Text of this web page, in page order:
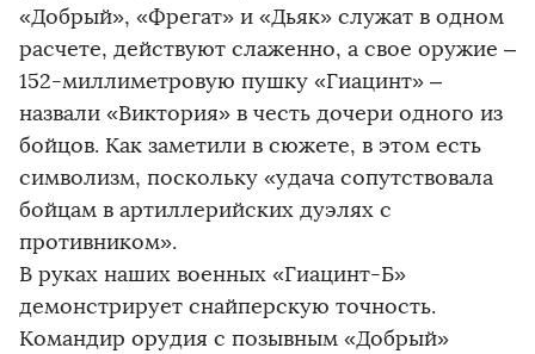
«Добрый», «Фрегат» и «Дьяк» служат в одном
расчете, действуют слаженно, а свое оружие –
152-миллиметровую пушку «Гиацинт» –
назвали «Виктория» в честь дочери одного из
бойцов. Как заметили в сюжете, в этом есть
символизм, поскольку «удача сопутствовала
бойцам в артиллерийских дуэлях с
противником».
В руках наших военных «Гиацинт-Б»
демонстрирует снайперскую точность.
Командир орудия с позывным «Добрый»